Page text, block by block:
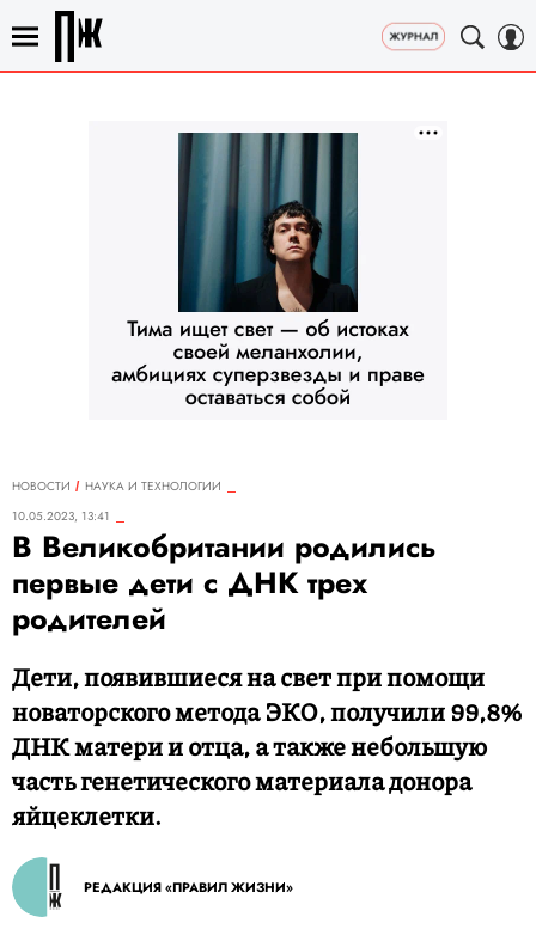
НОВОСТИ
НАУКА И ТЕХНОЛОГИИ
10.05.2023, 13:41
В Великобритании родились
первые дети с ДНК трех
родителей
Дети, появившиеся на свет при помощи
новаторского метода ЭКО, получили 99,8%
ДНК матери и отца, а также небольшую
часть генетического материала донора
яйцеклетки.
РЕДАКЦИЯ «ПРАВИЛ ЖИЗНИ»